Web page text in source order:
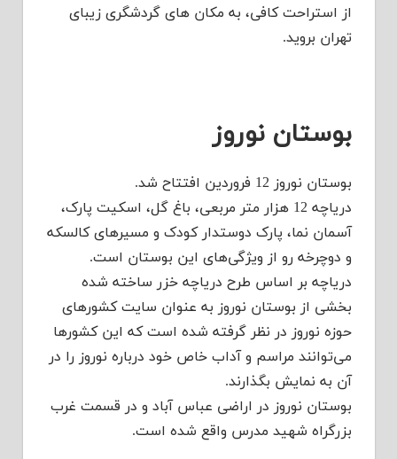
از استراحت کافی، به مکان های گردشگری زیبای
تهران بروید.
بوستان نوروز
بوستان نوروز 12 فروردین افتتاح شد.
دریاچه 12 هزار متر مربعی، باغ گل، اسکیت پارک،
آسمان نما، پارک دوستدار کودک و مسیرهای کالسکه
و دوچرخه رو از ویژگی‌های این بوستان است.
دریاچه بر اساس طرح دریاچه خزر ساخته شده
بخشی از بوستان نوروز به عنوان سایت کشورهای
حوزه نوروز در نظر گرفته شده است که این کشورها
می‌توانند مراسم و آداب خاص خود درباره نوروز را در
آن به نمایش بگذارند.
بوستان نوروز در اراضی عباس آباد و در قسمت غرب
بزرگراه شهید مدرس واقع شده است.